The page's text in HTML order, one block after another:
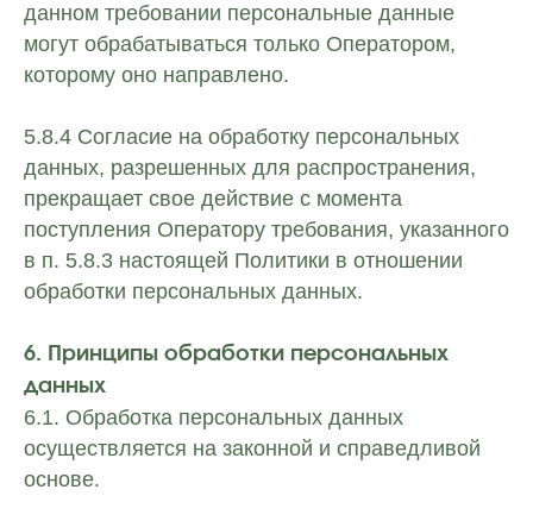
данном требовании персональные данные
могут обрабатываться только Оператором,
которому оно направлено.
5.8.4 Согласие на обработку персональных
данных, разрешенных для распространения,
прекращает свое действие с момента
поступления Оператору требования, указанного
в п. 5.8.3 настоящей Политики в отношении
обработки персональных данных.
6. Принципы обработки персональных
данных
6.1. Обработка персональных данных
осуществляется на законной и справедливой
основе.